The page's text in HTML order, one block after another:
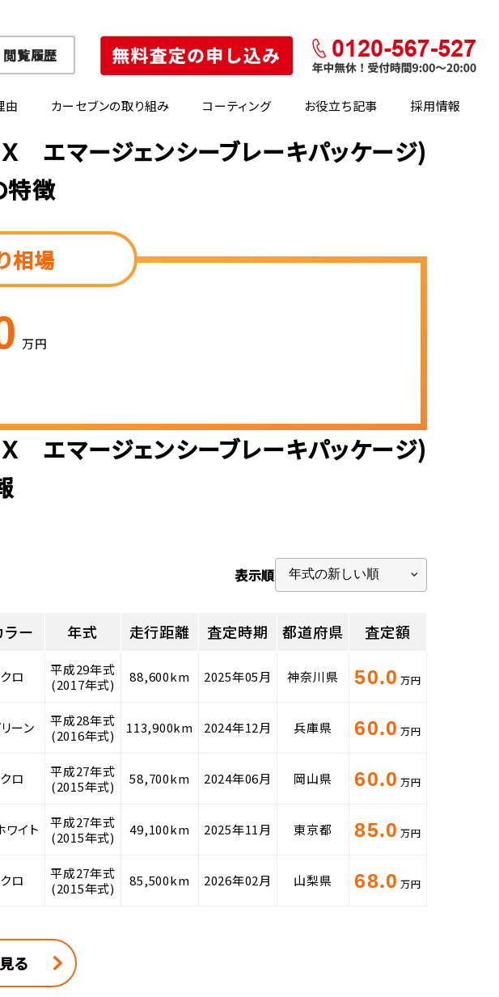
由 カーセブンの取り組み コーティング お役立ち記事 採用情報
閲覧履歴
エマージェンシーブレーキパッケージ)
特徴
相場
万円
エマージェンシーブレーキパッケージ)
表示順
ラー 年式 走行距離 査定時期 都道府県 査定額
クロ
平成29年式
(2017年式)
88,600km 2025年05月 神奈川県 50.0 万円
ーン
平成28年式
(2016年式)
113,900km 2024年12月 兵庫県 60.0 万円
クロ
平成27年式
(2015年式)
58,700km 2024年06月 岡山県 60.0 万円
ワイト
平成27年式
(2015年式)
49,100km 2025年11月 東京都 85.0 万円
クロ
平成27年式
(2015年式)
85,500km 2026年02月 山梨県 68.0 万円
る